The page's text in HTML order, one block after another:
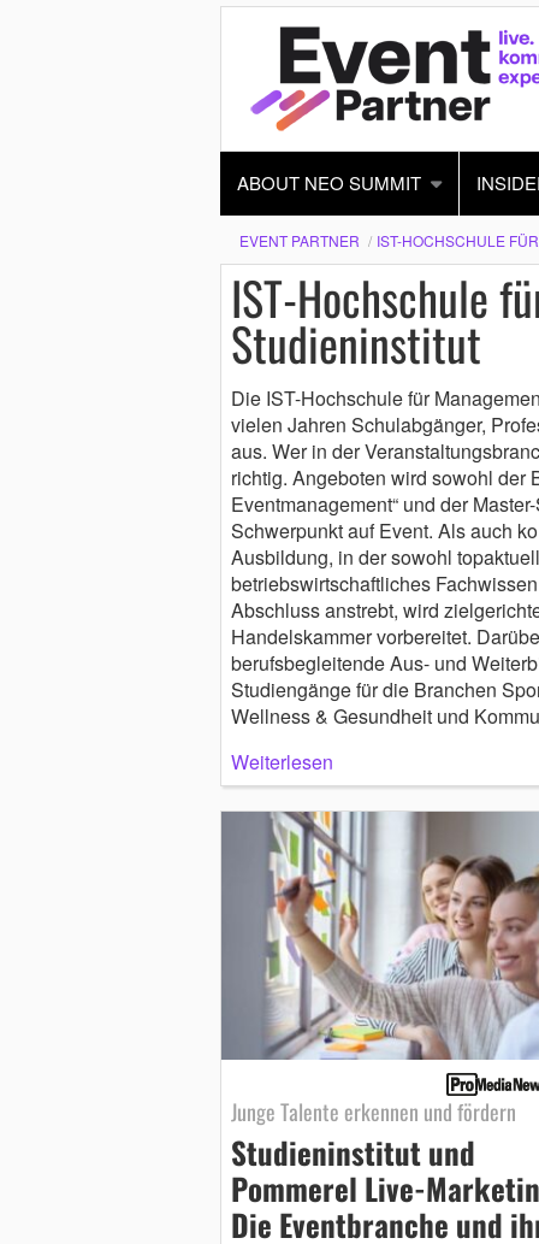
ABOUT NEO SUMMIT
EVENT PARTNER IST-HOCHSCHULE
IST-Hochschule
Studieninstitut
Die IST-Hochschule für
vielen Jahren Schulabgänger,
aus. Wer in der
richtig. Angeboten wird sowohl der
Eventmanagement“ und der
Schwerpunkt auf Event. Als auch
Ausbildung, in der sowohl
betriebswirtschaftliches
Abschluss anstrebt, wird
Handelskammer vorbereitet.
berufsbegleitende Aus- und
Studiengänge für die Branchen
Wellness & Gesundheit und
Weiterlesen
Junge Talente erkennen und fördern
Studieninstitut und
Pommerel Live-
Die Eventbranche und